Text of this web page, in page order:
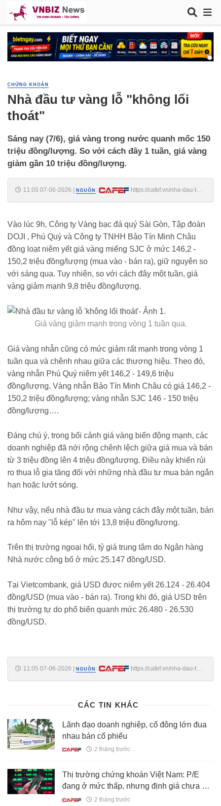
CHỨNG KHOÁN
Nhà đầu tư vàng lỗ "không lối
thoát"
Sáng nay (7/6), giá vàng trong nước quanh mốc 150
triệu đồng/lượng. So với cách đây 1 tuần, giá vàng
giảm gần 10 triệu đồng/lượng.
11:05 07-06-2026 NGUỒN :
https://cafef.vn/nha-dau-tu-
Vào lúc 9h, Công ty Vàng bạc đá quý Sài Gòn, Tập đoàn
DOJI , Phú Quý và Công ty TNHH Bảo Tín Minh Châu
đồng loạt niêm yết giá vàng miếng SJC ở mức 146,2 -
150,2 triệu đồng/lượng (mua vào - bán ra), giữ nguyên so
với sáng qua. Tuy nhiên, so với cách đây một tuần, giá
vàng giảm mạnh 9,8 triệu đồng/lượng.
Giá vàng giảm mạnh trong vòng 1 tuần qua.
Giá vàng nhẫn cũng có mức giảm rất mạnh trong vòng 1
tuần qua và chênh nhau giữa các thương hiệu. Theo đó,
vàng nhẫn Phú Quý niêm yết 146,2 - 149,6 triệu
đồng/lượng. Vàng nhẫn Bảo Tín Minh Châu có giá 146,2 -
150,2 triệu đồng/lượng; vàng nhẫn SJC 146 - 150 triệu
đồng/lượng….
Đáng chú ý, trong bối cảnh giá vàng biến động mạnh, các
doanh nghiệp đã nới rộng chênh lệch giữa giá mua và bán
từ 3 triệu đồng lên 4 triệu đồng/lượng. Điều này khiến rủi
ro thua lỗ gia tăng đối với những nhà đầu tư mua bán ngắn
hạn hoặc lướt sóng.
Như vậy, nếu nhà đầu tư mua vàng cách đây một tuần, bán
ra hôm nay "lỗ kép" lên tới 13,8 triệu đồng/lượng.
Trên thị trường ngoại hối, tỷ giá trung tâm do Ngân hàng
Nhà nước công bố ở mức 25.147 đồng/USD.
Tại Vietcombank, giá USD được niêm yết 26.124 - 26.404
đồng/USD (mua vào - bán ra). Trong khi đó, giá USD trên
thị trường tự do phổ biến quanh mức 26.480 - 26.530
đồng/USD.
11:05 07-06-2026 | NGUỒN :
https://cafef.vn/nha-dau-tu-
CÁC TIN KHÁC
Lãnh đạo doanh nghiệp, cổ đông lớn đua
nhau bán cổ phiếu
2 tháng trước
Thị trường chứng khoán Việt Nam: P/E
đang ở mức thấp, nhưng định giá chưa đủ
hấp dẫn 2 tháng trước